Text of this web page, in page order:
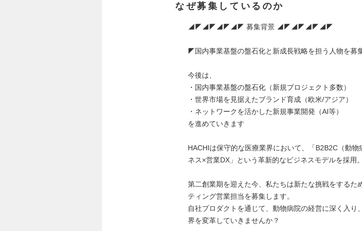
なぜ募集しているのか
◢◤◢◤◢◤◢◤ 募集背景 ◢◤◢◤◢◤◢◤
◤国内事業基盤の盤石化と新成長戦略を担う人物を募
今後は、
・国内事業基盤の盤石化（新規プロジェクト多数）
・世界市場を見据えたブランド育成（欧米/アジア）
・ネットワークを活かした新規事業開発（AI等）
を進めていきます
HACHIは保守的な医療業界において、「B2B2C（動
ネス×営業DX」という革新的なビジネスモデルを採用。
第二創業期を迎えた今、私たちは新たな挑戦をするた
ティング営業担当を募集します。
自社プロダクトを通じて、動物病院の経営に深く入
界を変革していきませんか？